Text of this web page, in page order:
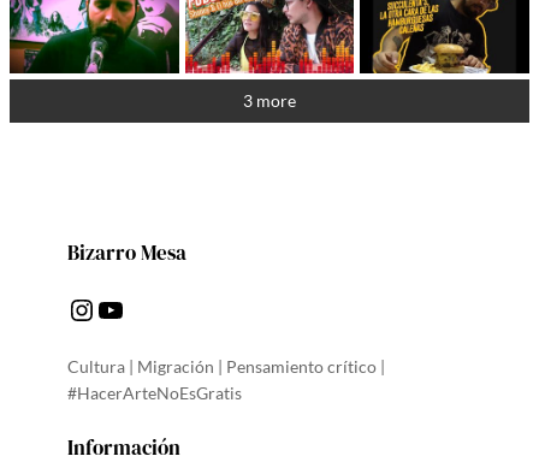
3 more
Bizarro Mesa
Instagram YouTube
Cultura | Migración | Pensamiento crítico |
#HacerArteNoEsGratis
Información